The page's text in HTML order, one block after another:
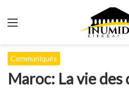
Menu
Communiqués
Maroc: La vie des